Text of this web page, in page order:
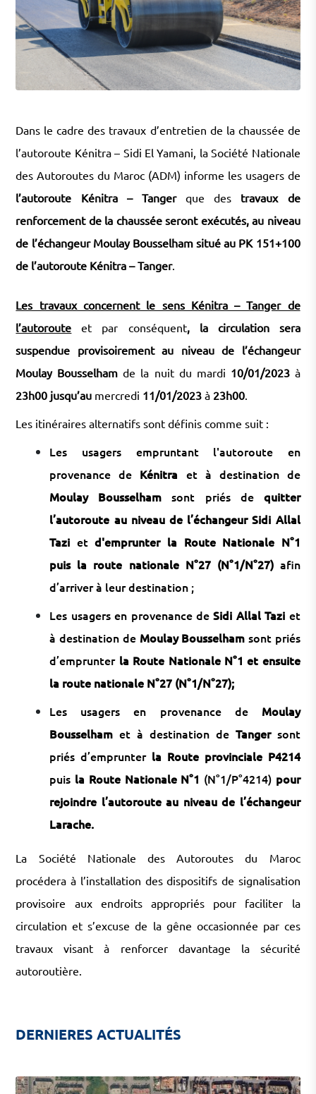
Dans le cadre des travaux d’entretien de la chaussée de
l’autoroute Kénitra – Sidi El Yamani, la Société Nationale
des Autoroutes du Maroc (ADM) informe les usagers de
l’autoroute Kénitra – Tanger
que des travaux de
renforcement de la chaussée seront exécutés, au niveau
de l’échangeur Moulay Bousselham situé au PK 151+100
de l’autoroute Kénitra – Tanger.
Les travaux concernent le sens Kénitra – Tanger de
l’autoroute
et par conséquent, la circulation sera
suspendue provisoirement au niveau de l’échangeur
Moulay Bousselhamde la nuit du mardi 10/01/2023à
23h00 jusqu’au mercredi 11/01/2023à 23h00
Les itinéraires alternatifs sont définis comme suit :
Les usagers empruntant l'autoroute en
provenance de Kénitra et à destination de
Moulay Bousselham sont priés de quitter
l’autoroute au niveau de l’échangeur Sidi Allal
Tazi etd'emprunter la Route Nationale N°1
puis la route nationale N°27 (N°1/N°27) afin
d’arriver à leur destination ;
Les usagers en provenance deSidi Allal Tazi et
à destination de Moulay Bousselham sont priés
d’emprunter la Route Nationale N°1 et ensuite
la route nationale N°27 (N°1/N°27);
Les usagers en provenance de Moulay
Bousselhamet à destination de Tangersont
priés d’emprunter la Route provinciale P4214
puis la Route Nationale N°1 (N°1/P°4214) pour
rejoindre l’autoroute au niveau de l’échangeur
Larache.
La Société Nationale des Autoroutes du Maroc
procédera à l’installation des dispositifs de signalisation
provisoire aux endroits appropriés pour faciliter la
circulation et s’excuse de la gêne occasionnée par ces
travaux visant à renforcer davantage la sécurité
autoroutière.
DERNIERES ACTUALITÉS